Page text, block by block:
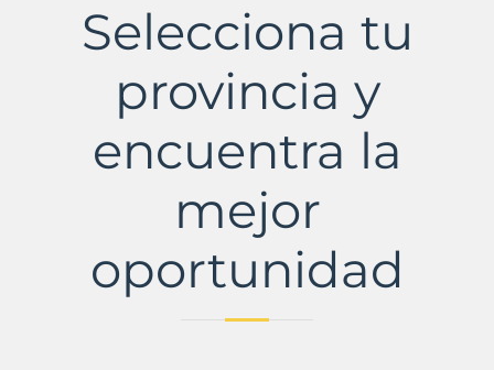
Municipio
Murbalands
Selecciona tu
provincia y
encuentra la
mejor
oportunidad